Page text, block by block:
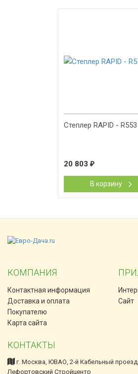
Степлер RAPID - R553
20 803 ₽
В корзину
КОМПАНИЯ
Контактная информация
Доставка и оплата
Покупателю
Карта сайта
Сайт
КОНТАКТЫ
г. Москва, ЮВАО, 2-й Кабельный
Лефортовский Стройцентр